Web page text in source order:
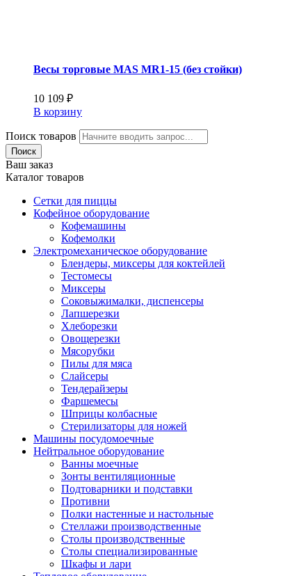
Весы торговые MAS MR1-15 (без стойки)
10 109 ₽
В корзину
Поиск товаров
Поиск
Ваш заказ
Каталог товаров
Сетки для пиццы
Кофейное оборудование
Кофемашины
Кофемолки
Электромеханическое оборудование
Блендеры, миксеры для коктейлей
Тестомесы
Миксеры
Соковыжималки, диспенсеры
Лапшерезки
Хлеборезки
Овощерезки
Мясорубки
Пилы для мяса
Слайсеры
Тендерайзеры
Фаршемесы
Шприцы колбасные
Стерилизаторы для ножей
Машины посудомоечные
Нейтральное оборудование
Ванны моечные
Зонты вентиляционные
Подтоварники и подставки
Противни
Полки настенные и настольные
Стеллажи производственные
Столы производственные
Столы специализированные
Шкафы и лари